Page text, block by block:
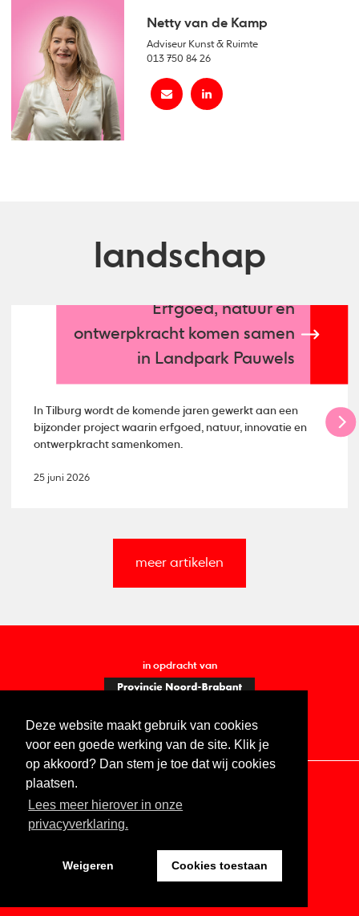
Deze website maakt gebruik van cookies
voor een goede werking van de site. Klik je
op akkoord? Dan stem je toe dat wij cookies
plaatsen.
Lees meer hierover in onze
privacyverklaring.
Weigeren Cookies toestaan
Netty van de Kamp
Adviseur Kunst & Ruimte
013 750 84 26
landschap
Erfgoed, natuur en
ontwerpkracht komen samen
in Landpark Pauwels
In Tilburg wordt de komende jaren gewerkt aan een
bijzonder project waarin erfgoed, natuur, innovatie en
ontwerpkracht samenkomen.
25 juni 2026
meer artikelen
in opdracht van
Contact Vacatures ANBI
Digitale toegankelijkheid